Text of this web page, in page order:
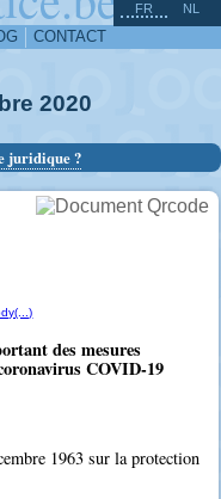
CONTACT
FR NL
2020
juridique ?
des mesures
COVID-19
1963 sur la protection
^